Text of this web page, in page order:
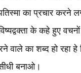
का प्रचार करने
के कहे हुए
का शब्द हो रहा हे
बनाओ।